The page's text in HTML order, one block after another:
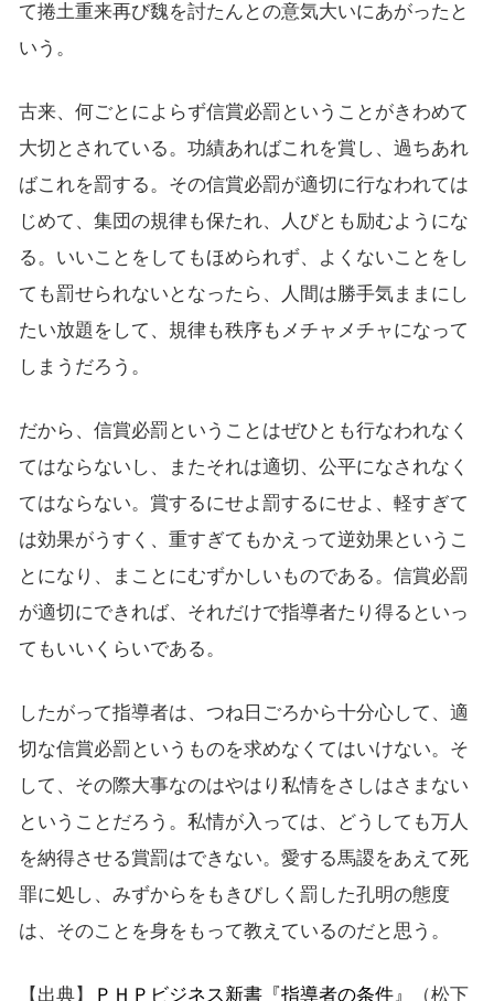
て捲土重来再び魏を討たんとの意気大いにあがったと
いう。
古来、何ごとによらず信賞必罰ということがきわめて
大切とされている。功績あればこれを賞し、過ちあれ
ばこれを罰する。その信賞必罰が適切に行なわれては
じめて、集団の規律も保たれ、人びとも励むようにな
る。いいことをしてもほめられず、よくないことをし
ても罰せられないとなったら、人間は勝手気ままにし
たい放題をして、規律も秩序もメチャメチャになって
しまうだろう。
だから、信賞必罰ということはぜひとも行なわれなく
てはならないし、またそれは適切、公平になされなく
てはならない。賞するにせよ罰するにせよ、軽すぎて
は効果がうすく、重すぎてもかえって逆効果というこ
とになり、まことにむずかしいものである。信賞必罰
が適切にできれば、それだけで指導者たり得るといっ
てもいいくらいである。
したがって指導者は、つね日ごろから十分心して、適
切な信賞必罰というものを求めなくてはいけない。そ
して、その際大事なのはやはり私情をさしはさまない
ということだろう。私情が入っては、どうしても万人
を納得させる賞罰はできない。愛する馬謖をあえて死
罪に処し、みずからをもきびしく罰した孔明の態度
は、そのことを身をもって教えているのだと思う。
【出典】 ＰＨＰビジネス新書『指導者の条件』 （松下